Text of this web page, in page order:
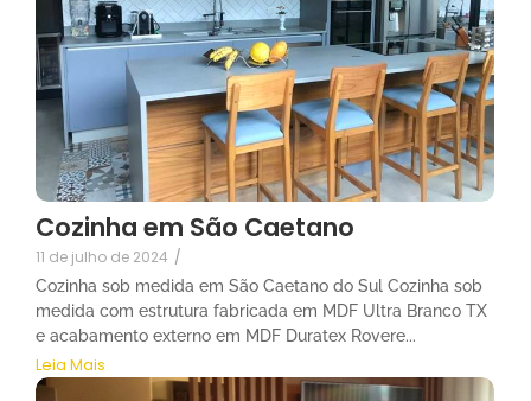
Cozinha em São Caetano
11 de julho de 2024 /
Cozinha sob medida em São Caetano do Sul Cozinha sob
medida com estrutura fabricada em MDF Ultra Branco TX
e acabamento externo em MDF Duratex Rovere...
Leia Mais